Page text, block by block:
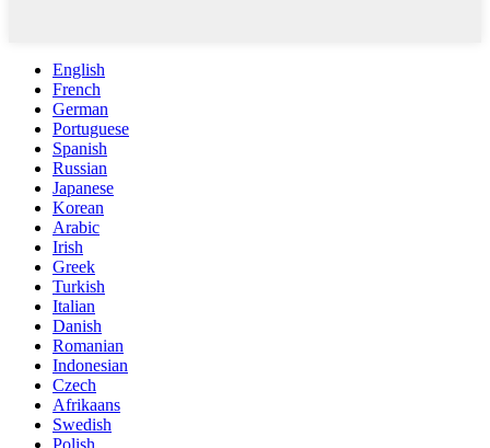
English
French
German
Portuguese
Spanish
Russian
Japanese
Korean
Arabic
Irish
Greek
Turkish
Italian
Danish
Romanian
Indonesian
Czech
Afrikaans
Swedish